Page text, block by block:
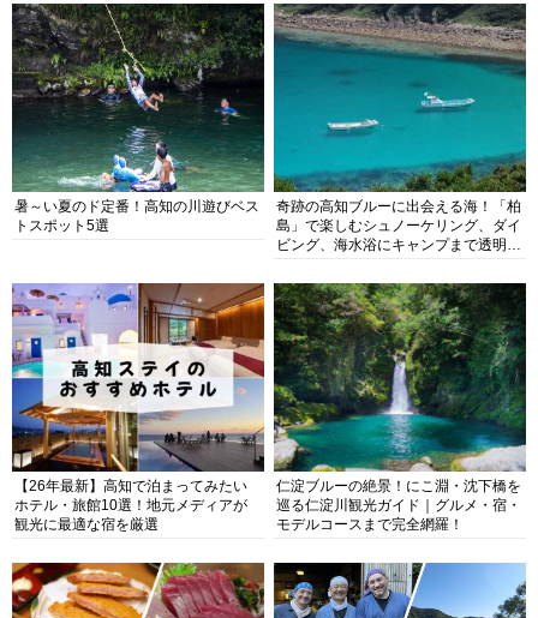
暑～い夏のド定番！高知の川遊びベス
トスポット5選
奇跡の高知ブルーに出会える海！「柏
島」で楽しむシュノーケリング、ダイ
ビング、海水浴にキャンプまで透明度
【26年最新】高知で泊まってみたい
ホテル・旅館10選！地元メディアが
観光に最適な宿を厳選
仁淀ブルーの絶景！にこ淵・沈下橋を
巡る仁淀川観光ガイド｜グルメ・宿・
モデルコースまで完全網羅！